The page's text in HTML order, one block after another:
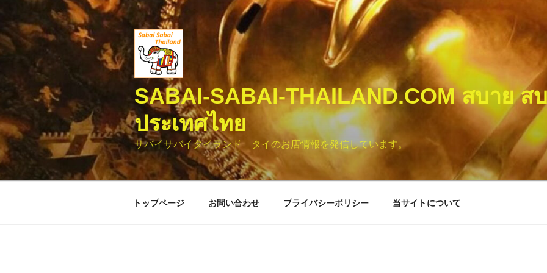
テ
ン
へ
キ
ッ
プ
SABAI-SABAI-THAILAND.COM สบาย ส
ประเทศไทย
サバイサバイタイランド タイのお店情報を発信しています。
トップページ お問い合わせ プライバシーポリシー 当サイトについて